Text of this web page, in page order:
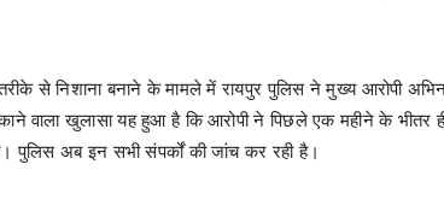
तरीके से निशाना बनाने के मामले में रायपुर पुलिस ने मुख्य आरोपी
वाला खुलासा यह हुआ है कि आरोपी ने पिछले एक महीने के भीतर
पुलिस अब इन सभी संपर्कों की जांच कर रही है।